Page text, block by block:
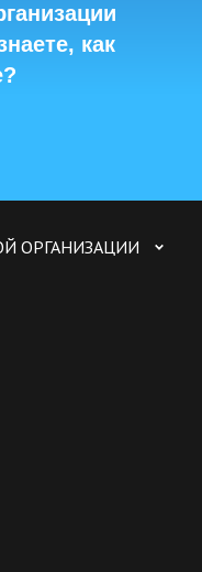
как
ОРГАНИЗАЦИИ